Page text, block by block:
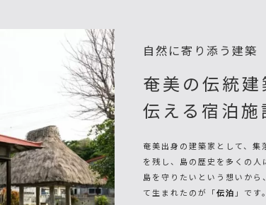
自然に寄り添う建築
奄美の伝統
伝える宿泊施
奄美出身の建築家として、
を残し、島の歴史を多くの人
島を守りたいという想いか
て生まれたのが「伝泊 」です。